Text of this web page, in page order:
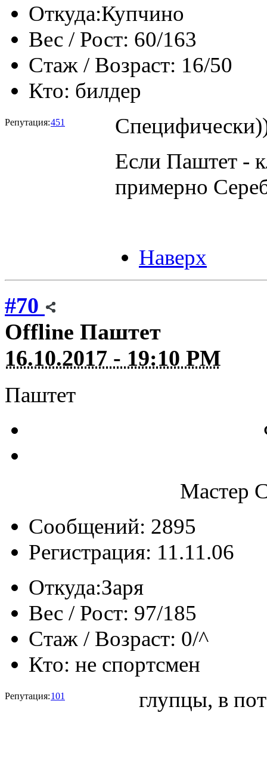
Откуда:Купчино
Вес / Рост: 60/163
Стаж / Возраст: 16/50
Кто: билдер
Репутация:451
Если Паштет -
примерно
Наверх
#70
Offline Паштет
16.10.2017 - 19:10 PM
Паштет
Мастер
Сообщений: 2895
Регистрация: 11.11.06
Откуда:Заря
Вес / Рост: 97/185
Стаж / Возраст: 0/^
Кто: не спортсмен
Репутация:101 глупцы, в